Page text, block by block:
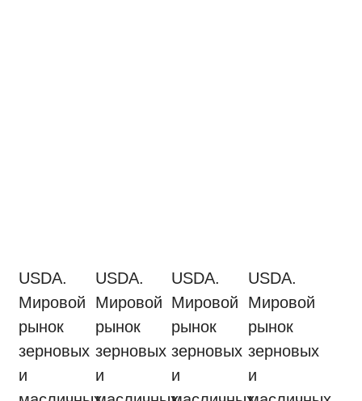
USDA.
Мировой
рынок
зерновых
и
USDA.
Мировой
рынок
зерновых
и
USDA.
Мировой
рынок
зерновых
и
USDA.
Мировой
рынок
зерновых
и